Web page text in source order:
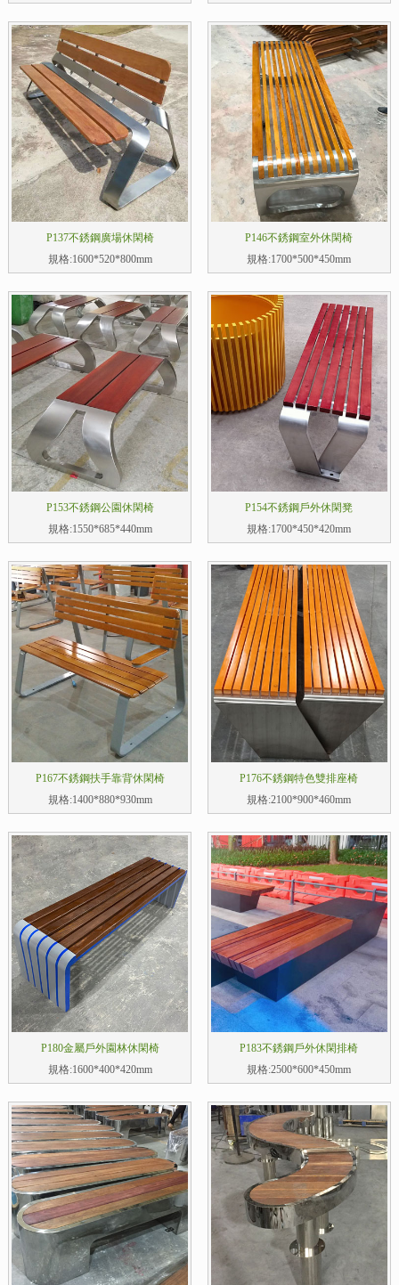
P137不銹鋼廣場休閑椅
規格:1600*520*800mm
P146不銹鋼室外休閑椅
規格:1700*500*450mm
P153不銹鋼公園休閑椅
規格:1550*685*440mm
P154不銹鋼戶外休閑凳
規格:1700*450*420mm
P167不銹鋼扶手靠背休閑椅
規格:1400*880*930mm
P176不銹鋼特色雙排座椅
規格:2100*900*460mm
P180金屬戶外園林休閑椅
規格:1600*400*420mm
P183不銹鋼戶外休閑排椅
規格:2500*600*450mm